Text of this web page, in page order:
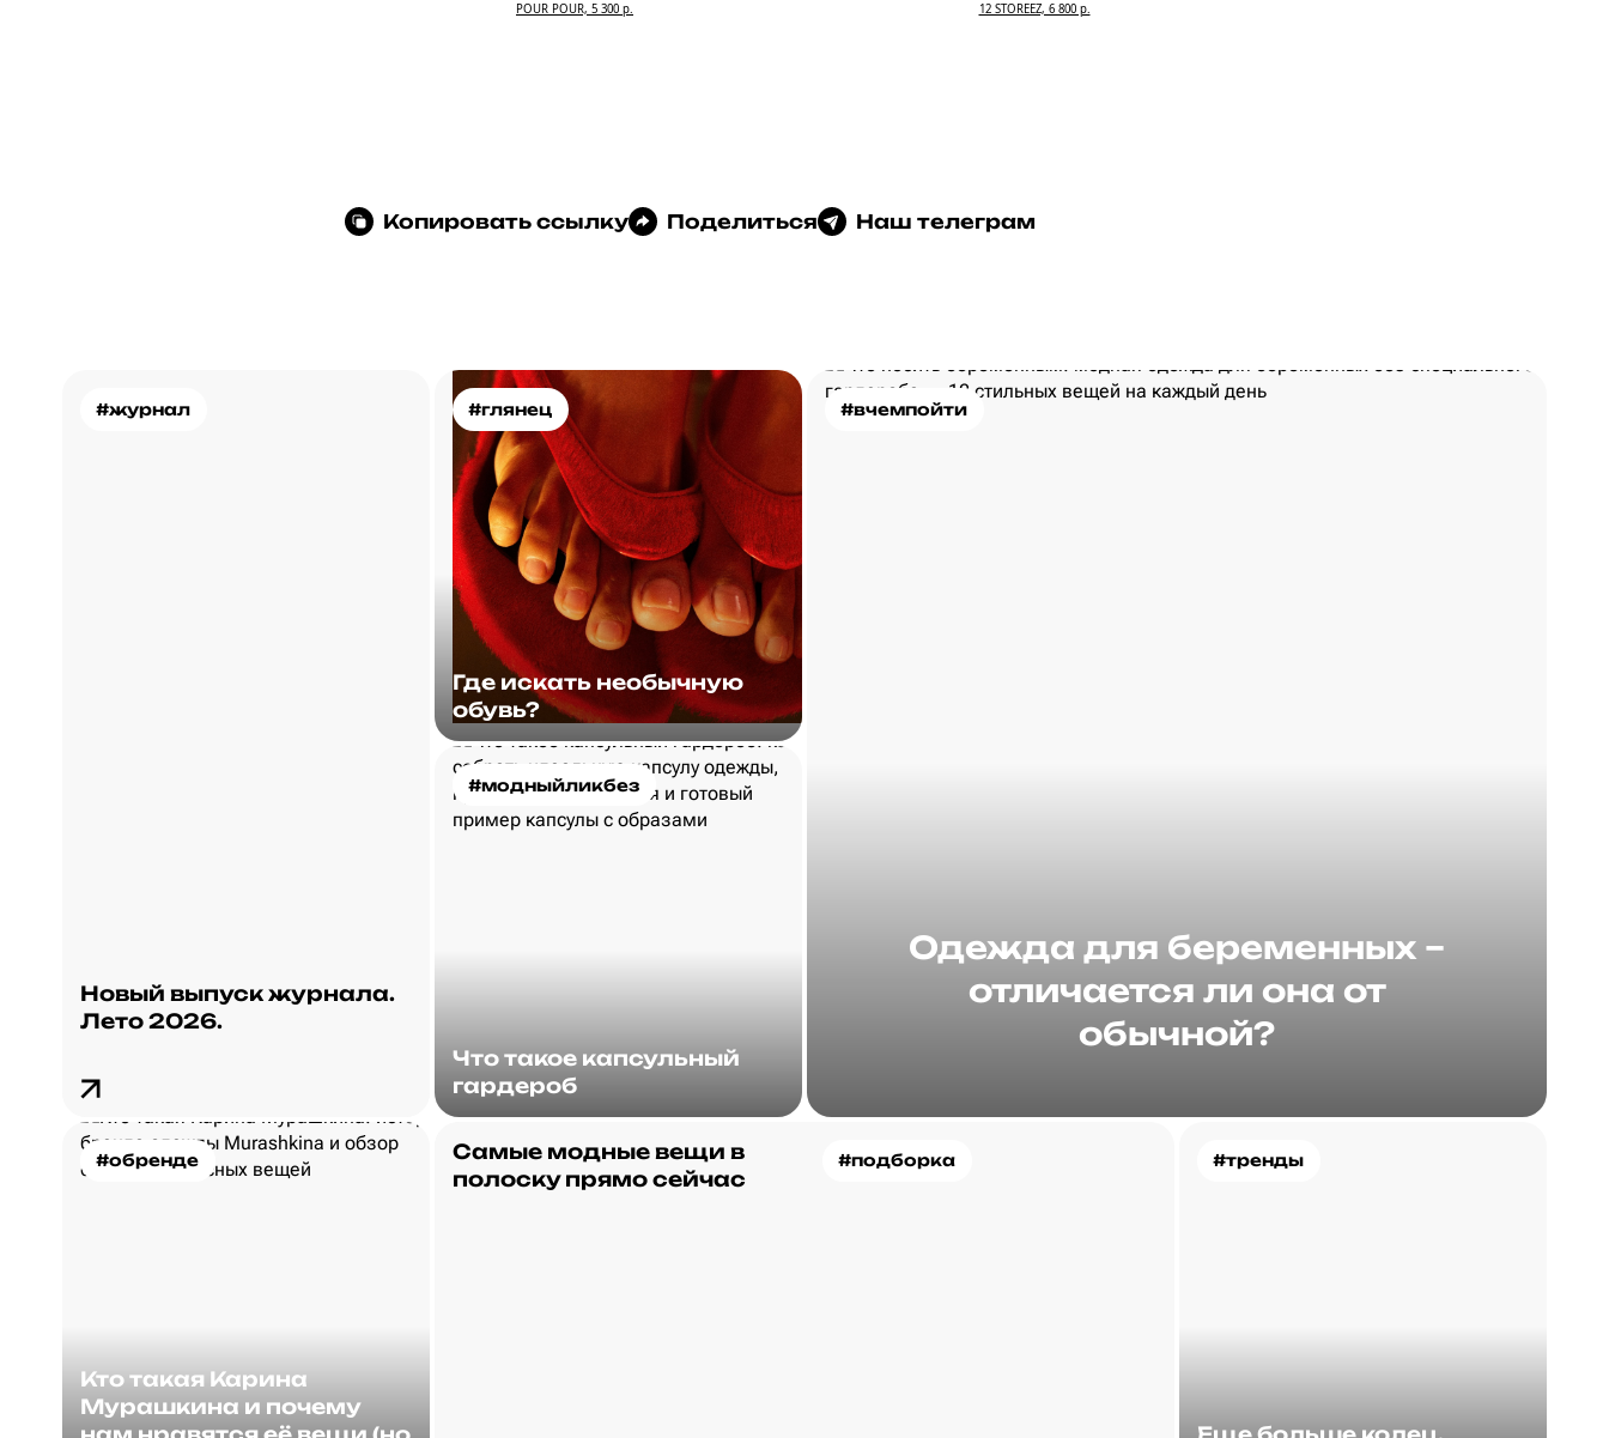
POUR POUR, 5 300 р. 12 STOREEZ, 6 800 р.
Копировать ссылку Поделиться Наш телеграм
#журнал
Новый выпуск журнала.
Лето 2026.
#глянец
Где искать необычную
обувь?
#вчемпойти
Одежда для беременных –
отличается ли она от
обычной?
#модныйликбез
Что такое капсульный
гардероб
#обренде
Кто такая Карина
Мурашкина и почему
#подборка
Самые модные вещи в
полоску прямо сейчас
#тренды